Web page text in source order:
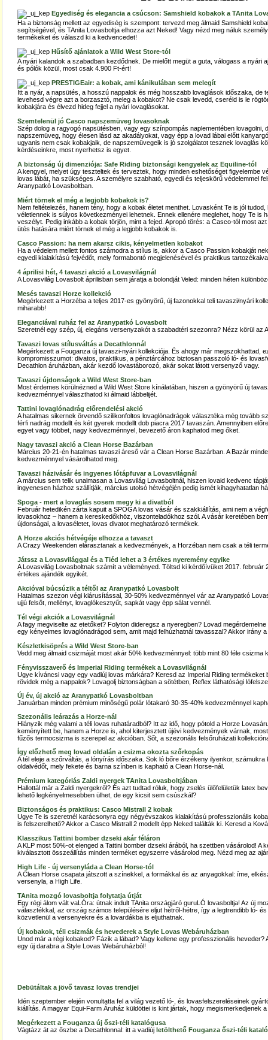
Egyediség és elegancia a csúcson: Samshield kobakok a TAnita
Ha a biztonság mellett az egyediség is szempont: tervezd meg álmaid Samshield
segítségével, és TAnita Lovasboltja elhozza azt Neked! Vagy nézd meg náluk
termékeket és válaszd ki a kedvencedet!
Hűsítő ajánlatok a Wild West Store-tól
A nyári kalandok a szabadban kezdődnek. De mielőtt megüt a guta, válogass a nyári
és pólók közül, most csak 4.900 Ft-ért!
PRESTIGEair: a kobak, ami kánikulában sem melegít
Itt a nyár, a napsütés, a hosszú nappalok és még hosszabb lovaglások időszaka, de
levehesd végre azt a borzasztó, meleg a kobakot? Ne csak levedd, cseréld is le
kobakjára és élvezd hideg fejjel a nyári lovaglásokat.
Szemtelenül jó Casco napszemüveg lovasoknak
Szép dolog a ragyogó napsütésben, vagy egy színpompás naplementében lovagolni,
napszemüveg, hogy élesen lásd az akadályokat, vagy épp a lovad lábai előtt
ugyanis nem csak kobakjaik, de napszemüvegeik is jó szolgálatot tesznek lovaglás
kérdéseinkre, most nyerhetsz is egyet.
A biztonság új dimenziója: Safe Riding biztonsági kengyelek az Equiline-tól
A kengyel, melyet úgy teszteltek és terveztek, hogy minden eshetőséget figyelembe
lovas lábát, ha szükséges. A személyre szabható, egyedi és teljeskörű védelemmel
Aranypatkó Lovasboltban.
Miért törnek el még a legjobb kobakok is?
Nem feltételezés, hanem tény, hogy a kobak életet menthet. Lovasként Te is jól
véletlennek is súlyos következményei lehetnek. Ennek ellenére meglehet, hogy Te is
veszélyt. Pedig inkább a kobak törjön, mint a fejed. Apropó törés: a Casco-tól most
ütés hatására miért törnek el még a legjobb kobakok is.
Casco Passion: ha nem akarsz cikis, kényelmetlen kobakot
Ha a védelem mellett fontos számodra a stílus is, akkor a Casco Passion kobakját
egyedi kialakítású fejvédőt, mely formabontó megjelenésével és praktikus
4 áprilisi hét, 4 tavaszi akció a Lovasvilágnál
A Lovasvilág Lovasbolt áprilisban sem járatja a bolondját Veled: minden héten
Mesés tavaszi Horze kollekció
Megérkezett a Horzéba a teljes 2017-es gyönyörű, új fazonokkal teli tavaszi/nyári
miharabb!
Eleganciával ruház fel az Aranypatkó Lovasbolt
Szeretnél egy szép, új, elegáns versenyzakót a szabadtéri szezonra? Nézz körül az
Tavaszi lovas stílusváltás a Decathlonnál
Megérkezett a Fouganza új tavaszi-nyári kollekciója. És ahogy már megszokhattad,
kompromisszumot: divatos, praktikus, a pénztárcához biztosan passzoló ló- és
Decathlon áruházban, akár kezdő lovastáborozó, akár sokat látott versenyző vagy.
Tavaszi újdonságok a Wild West Store-ban
Most érdemes körülnézned a Wild West Store kínálatában, hiszen a gyönyörű új
kedvezménnyel választhatod ki álmaid lábbelijét.
Tattini lovaglónadrág előrendelési akció
A hatalmas sikernek örvendő szilikonfoltos lovaglónadrágok választéka még tovább
férfi nadrág modellt és két gyerek modellt dob piacra 2017 tavaszán. Amennyiben
egyet vagy többet, nagy kedvezménnyel, bevezető áron kaphatod meg őket.
Nagy tavaszi akció a Clean Horse Bazárban
Március 20-21-én hatalmas tavaszi áreső vár a Clean Horse Bazárban. A Bazár
kedvezménnyel vásárolhatod meg.
Tavaszi házivásár és ingyenes lótápfuvar a Lovasvilágnál
A március sem telik unalmasan a Lovasvilág Lovasboltnál, hiszen lovaid kedvenc
ingyenesen házhoz szállítják, március utolsó hétvégéjén pedig ismét kihagyhatatlan
Spoga - mert a lovaglás sosem megy ki a divatból
Február hetedikén zárta kapuit a SPOGA lovas vásár és szakkiállítás, ami nem a
lovasokhoz – hanem a kereskedőkhöz, viszonteladókhoz szól. A vásár keretében
újdonságai, a lovaséletet, lovas divatot meghatározó termékek.
A Horze akciós hétvégéje elhozza a tavaszt
A Crazy Weekenden elárasztanak a kedvezmények, a Horzéban nem csak a téli
Játssz a Lovasvilággal és a Tiéd lehet a 3 értékes nyeremény egyike
A Lovasvilág Lovasboltnak számít a véleményed. Töltsd ki kérdőívüket 2017. február
értékes ajándék egyikét.
Akcióval búcsúzik a téltől az Aranypatkó Lovasbolt
Hatalmas szezon végi kiárusítással, 30-50% kedvezménnyel vár az Aranypatkó
ujjú felsőt, mellényt, lovaglókesztyűt, sapkát vagy épp sálat vennél.
Tél végi akciók a Lovasvilágnál
A fagy megviselte az etetőket? Folyton dideregsz a nyeregben? Lovad
egy kényelmes lovaglónadrágod sem, amit majd felhúzhatnál tavasszal? Akkor irány
Készletkisöprés a Wild West Store-ban
Vedd meg álmaid csizmáját most akár 50% kedvezménnyel: több mint 80 féle csizma
Fényvisszaverő és Imperial Riding termékek a Lovasvilágnál
Ugye kíváncsi vagy egy vadiúj lovas márkára? Keresd az Imperial Riding termékeket
rövidek még a nappalok? Lovagolj biztonságban a sötétben, Reflex láthatósági
Új év, új akció az Aranypatkó Lovasboltban
Januárban minden prémium minőségű polár lótakaró 30-35-40% kedvezménnyel
Szezonális leárazás a Horze-nál
Hiányzik még valami a téli lovas ruhatáradból? Itt az idő, hogy pótold a Horze
keményített be, hanem a Horze is, ahol kiterjesztett újévi kedvezmények várnak,
fűzős termocsizma is szerepel az akcióban. Sőt, a szezonális felsőruházati
Így előzhető meg lovad oldalán a csizma okozta szőrkopás
A tél eleje a szőrváltás, a lónyírás időszaka. Sok ló bőre érzékeny ilyenkor,
oldalvédőt, mely fekete és barna színben is kapható a Clean Horse-nál.
Prémium kategóriás Zaldi nyergek TAnita Lovasboltjában
Hallottál már a Zaldi nyergekről? És azt tudtad róluk, hogy zselés ülőfelületük latex
lehető legkényelmesebben ülhet, de egy kicsit sem csúszkál?
Biztonságos és praktikus: Casco Mistrall 2 kobak
Ugye Te is szeretnél karácsonyra egy négyévszakos kialakítású professzionális
is felszerelhető? Akkor a Casco Mistrall 2 modellt épp Neked találták ki. Keresd a
Klasszikus Tattini bomber dzseki akár féláron
A KLP most 50%-ot elenged a Tattini bomber dzseki árából, ha szettben vásárolod! A
kiválasztott összeállítás minden terméket egyszerre vásárolod meg. Nézd meg az
High Life - új versenyláda a Clean Horse-tól
A Clean Horse csapata játszott a színekkel, a formákkal és az anyagokkal: íme,
versenyla, a High Life.
TAnita mozgó lovasboltja folytatja útját
Egy régi álom vált vaLÓra: útnak indult TAnita országjáró guruLÓ lovasboltja! Az új
választékkal, az ország számos településére eljut hétről-hétre, így a legtrendibb ló-
közvetlenül a versenyekre és a lovardákba is eljuthatnak.
Új kobakok, téli csizmák és hevederek a Style Lovas Webáruházban
Unod már a régi kobakod? Fázik a lábad? Vagy kellene egy professzionális
egy új darabra a Style Lovas Webáruházból!
Debütáltak a jövő tavasz lovas trendjei
Idén szeptember elején vonultatta fel a világ vezető ló-, és lovasfelszereléseinek
kiállítás. A magyar Equi-Farm Áruház küldöttei is kint jártak, hogy megismerkedjenek
Megérkezett a Fouganza új őszi-téli katalógusa
Vágtázz át az őszbe a Decathlonnal: itt a vadiúj letölthető Fouganza őszi-téli